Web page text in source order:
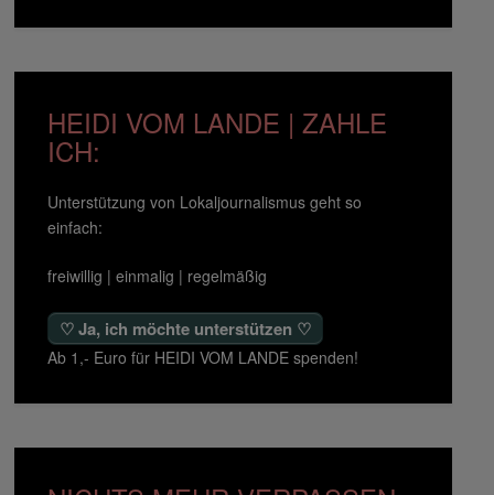
HEIDI VOM LANDE | ZAHLE
ICH:
Unterstützung von Lokaljournalismus geht so
einfach:
freiwillig | einmalig | regelmäßig
♡ Ja, ich möchte unterstützen ♡
Ab 1,- Euro für HEIDI VOM LANDE spenden!